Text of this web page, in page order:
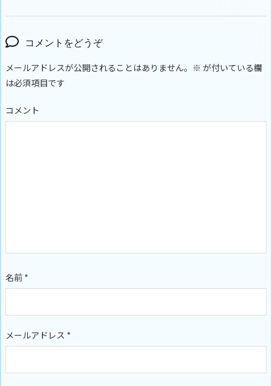
コメントをどうぞ
メールアドレスが公開されることはありません。 ※ が付いている欄
は必須項目です
コメント
名前 *
メールアドレス *